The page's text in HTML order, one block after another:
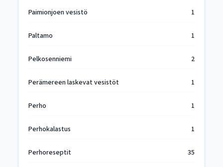
Paimionjoen vesistö 1
Paltamo 1
Pelkosenniemi 2
Perämereen laskevat vesistöt 1
Perho 1
Perhokalastus 1
Perhoreseptit 35